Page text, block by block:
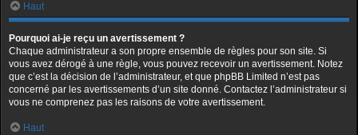
Haut
Pourquoi ai-je reçu un avertissement ?
Chaque administrateur a son propre ensemble de règles pour son site. Si
vous avez dérogé à une règle, vous pouvez recevoir un avertissement. Notez
que c’est la décision de l’administrateur, et que phpBB Limited n’est pas
concerné par les avertissements d’un site donné. Contactez l’administrateur si
vous ne comprenez pas les raisons de votre avertissement.
Haut